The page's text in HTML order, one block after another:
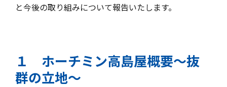
と今後の取り組みについて報告いたします。
１ ホーチミン高島屋概要～抜
群の立地～